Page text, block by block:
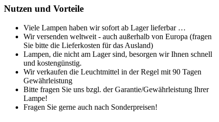
Nutzen und Vorteile
Viele Lampen haben wir sofort ab Lager lieferbar …
Wir versenden weltweit - auch außerhalb von Europa (fragen
Sie bitte die Lieferkosten für das Ausland)
Lampen, die nicht am Lager sind, besorgen wir Ihnen schnell
und kostengünstig.
Wir verkaufen die Leuchtmittel in der Regel mit 90 Tagen
Gewährleistung
Bitte fragen Sie uns bzgl. der Garantie/Gewährleistung Ihrer
Lampe!
Fragen Sie gerne auch nach Sonderpreisen!